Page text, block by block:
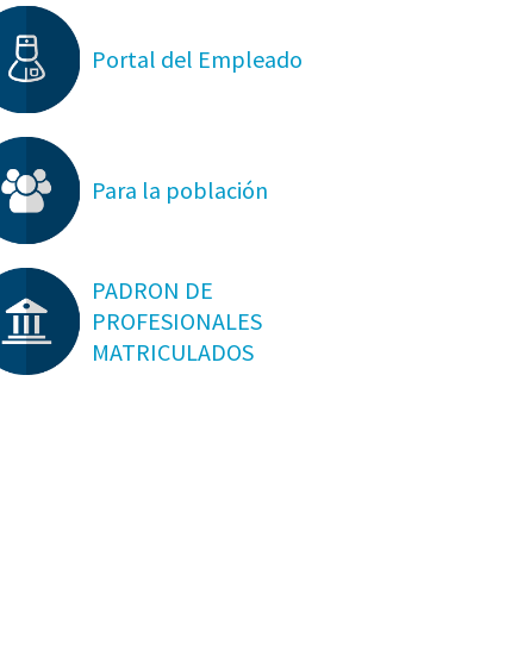
Portal del Empleado
Para la población
PADRON DE
PROFESIONALES
MATRICULADOS